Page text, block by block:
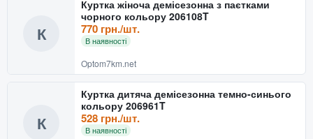
К
Куртка жіноча демісезонна з паєтками
чорного кольору 206108T
770 грн./шт.
В наявності
Optom7km.net
К
Куртка дитяча демісезонна темно-синього
кольору 206961T
528 грн./шт.
В наявності